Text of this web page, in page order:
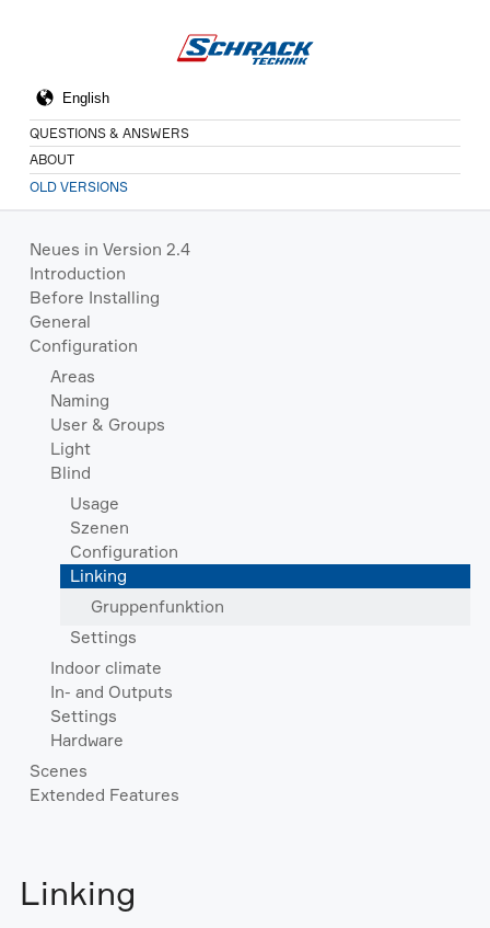
QUESTIONS & ANSWERS
ABOUT
OLD VERSIONS
Neues in Version 2.4
Introduction
Before Installing
General
Configuration
Areas
Naming
User & Groups
Light
Blind
Usage
Szenen
Configuration
Linking
Gruppenfunktion
Settings
Indoor climate
In- and Outputs
Settings
Hardware
Scenes
Extended Features
Linking